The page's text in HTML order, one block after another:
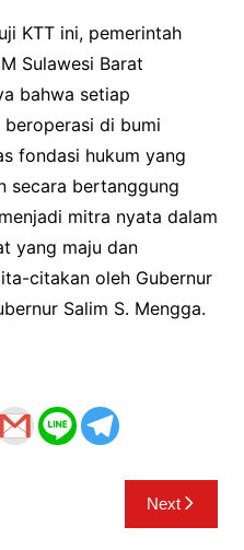
KTT ini, pemerintah
Sulawesi Barat
bahwa setiap
beroperasi di bumi
fondasi hukum yang
secara bertanggung
mitra nyata dalam
yang maju dan
citakan oleh Gubernur
Salim S. Mengga.
Next